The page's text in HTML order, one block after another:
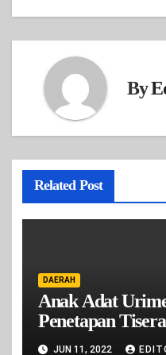
By
Related Post
DAERAH
Anak Adat
Penetapan
Raja Urimesing Oleh DPRD Kota
JUN 11, 2022